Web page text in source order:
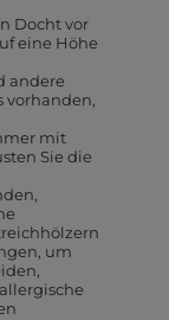
Docht vor
eine Höhe
andere
vorhanden,
mit
Sie die
um